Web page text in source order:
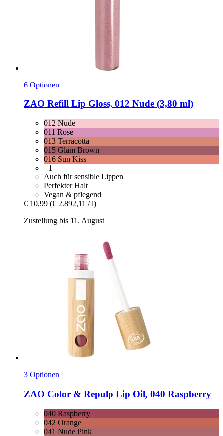
6 Optionen
ZAO Refill Lip Gloss, 012 Nude (3,80 ml)
012 Nude
011 Rose
013 Terracotta
015 Glam Brown
016 Sun Kiss
+1
Auch für sensible Lippen
Perfekter Halt
Vegan & pflegend
€ 10,99 (€ 2.892,11 / l)
Zustellung bis 11. August
3 Optionen
ZAO Color & Repulp Lip Oil, 040 Raspberry
040 Raspberry
042 Orange
041 Nude Pink